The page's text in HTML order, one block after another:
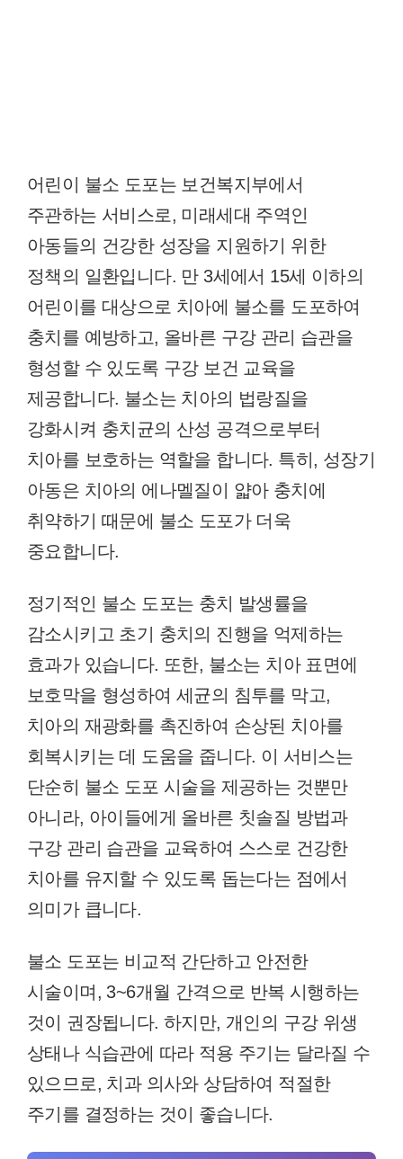
어린이 불소 도포는 보건복지부에서
주관하는 서비스로, 미래세대 주역인
아동들의 건강한 성장을 지원하기 위한
정책의 일환입니다. 만 3세에서 15세 이하의
어린이를 대상으로 치아에 불소를 도포하여
충치를 예방하고, 올바른 구강 관리 습관을
형성할 수 있도록 구강 보건 교육을
제공합니다. 불소는 치아의 법랑질을
강화시켜 충치균의 산성 공격으로부터
치아를 보호하는 역할을 합니다. 특히, 성장기
아동은 치아의 에나멜질이 얇아 충치에
취약하기 때문에 불소 도포가 더욱
중요합니다.
정기적인 불소 도포는 충치 발생률을
감소시키고 초기 충치의 진행을 억제하는
효과가 있습니다. 또한, 불소는 치아 표면에
보호막을 형성하여 세균의 침투를 막고,
치아의 재광화를 촉진하여 손상된 치아를
회복시키는 데 도움을 줍니다. 이 서비스는
단순히 불소 도포 시술을 제공하는 것뿐만
아니라, 아이들에게 올바른 칫솔질 방법과
구강 관리 습관을 교육하여 스스로 건강한
치아를 유지할 수 있도록 돕는다는 점에서
의미가 큽니다.
불소 도포는 비교적 간단하고 안전한
시술이며, 3~6개월 간격으로 반복 시행하는
것이 권장됩니다. 하지만, 개인의 구강 위생
상태나 식습관에 따라 적용 주기는 달라질 수
있으므로, 치과 의사와 상담하여 적절한
주기를 결정하는 것이 좋습니다.